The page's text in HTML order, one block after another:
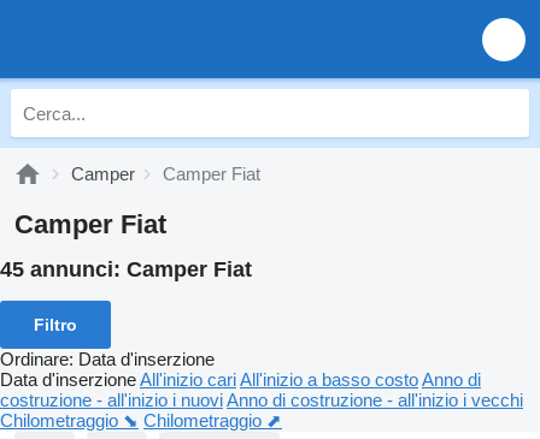
Camper Camper Fiat
Camper Fiat
45 annunci: Camper Fiat
Filtro
Ordinare: Data d'inserzione
Data d'inserzioneAll'inizio cariAll'inizio a basso costoAnno di
costruzione - all'inizio i nuoviAnno di costruzione - all'inizio i vecchi
Chilometraggio ⬊ Chilometraggio ⬈